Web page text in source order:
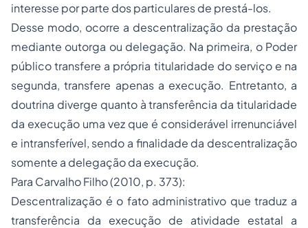
interesse por parte dos particulares de prestá-los.
Desse modo, ocorre a descentralização da prestação
mediante outorga ou delegação. Na primeira, o Poder
público transfere a própria titularidade do serviço e na
segunda, transfere apenas a execução. Entretanto, a
doutrina diverge quanto à transferência da titularidade
da execução uma vez que é considerável irrenunciável
e intransferível, sendo a finalidade da descentralização
somente a delegação da execução.
Para Carvalho Filho (2010, p. 373):
Descentralização é o fato administrativo que traduz a
transferência da execução de atividade estatal a